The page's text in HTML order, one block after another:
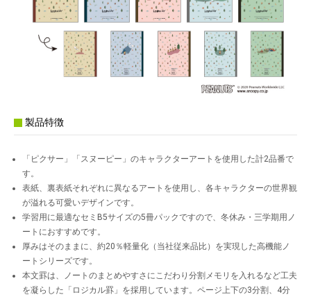
製品特徴
「ピクサー」「スヌーピー」のキャラクターアートを使用した計2品番で
す。
表紙、裏表紙それぞれに異なるアートを使用し、各キャラクターの世界観
が溢れる可愛いデザインです。
学習用に最適なセミB5サイズの5冊パックですので、冬休み・三学期用ノ
ートにおすすめです。
厚みはそのままに、約20％軽量化（当社従来品比）を実現した高機能ノ
ートシリーズです。
本文罫は、ノートのまとめやすさにこだわり分割メモリを入れるなど工夫
を凝らした「ロジカル罫」を採用しています。ページ上下の3分割、4分